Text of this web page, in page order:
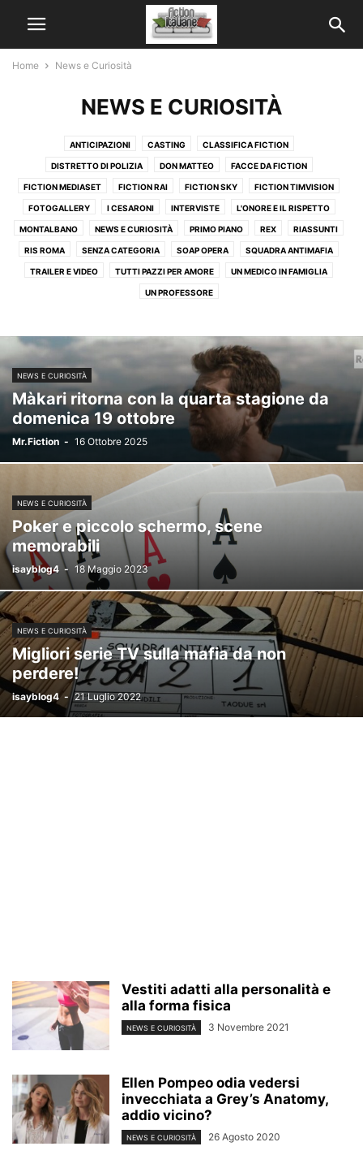
Home News e Curiosità
NEWS E CURIOSITÀ
ANTICIPAZIONI CASTING CLASSIFICA FICTION
DISTRETTO DI POLIZIA DON MATTEO FACCE DA FICTION
FICTION MEDIASET FICTION RAI FICTION SKY FICTION TIMVISION
FOTOGALLERY I CESARONI INTERVISTE L'ONORE E IL RISPETTO
MONTALBANO NEWS E CURIOSITÀ PRIMO PIANO REX RIASSUNTI
RIS ROMA SENZA CATEGORIA SOAP OPERA SQUADRA ANTIMAFIA
TRAILER E VIDEO TUTTI PAZZI PER AMORE UN MEDICO IN FAMIGLIA
UN PROFESSORE
NEWS E CURIOSITÀ
Màkari ritorna con la quarta stagione da
domenica 19 ottobre
Mr.Fiction - 16 Ottobre 2025
NEWS E CURIOSITÀ
Poker e piccolo schermo, scene
memorabili
isayblog4 - 18 Maggio 2023
NEWS E CURIOSITÀ
Migliori serie TV sulla mafia da non
perdere!
isayblog4 - 21 Luglio 2022
Vestiti adatti alla personalità e
alla forma fisica
NEWS E CURIOSITÀ 3 Novembre 2021
Ellen Pompeo odia vedersi
invecchiata a Grey’s Anatomy,
addio vicino?
NEWS E CURIOSITÀ 26 Agosto 2020